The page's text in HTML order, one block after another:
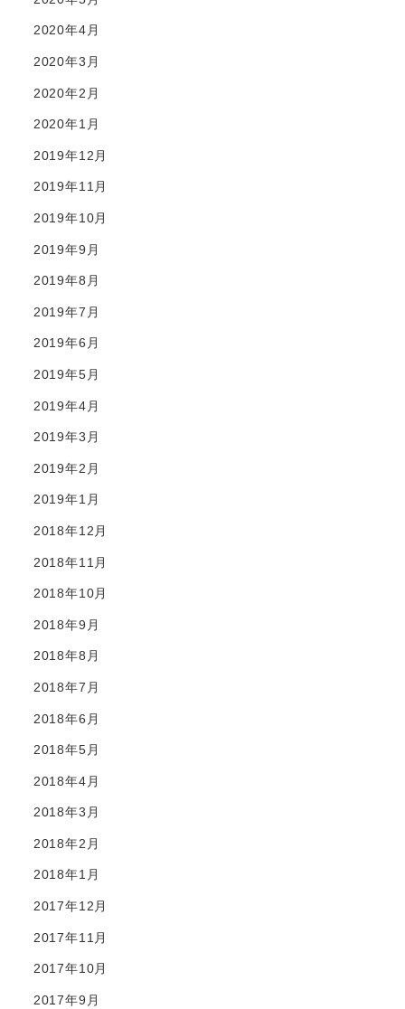
2020年4月
2020年3月
2020年2月
2020年1月
2019年12月
2019年11月
2019年10月
2019年9月
2019年8月
2019年7月
2019年6月
2019年5月
2019年4月
2019年3月
2019年2月
2019年1月
2018年12月
2018年11月
2018年10月
2018年9月
2018年8月
2018年7月
2018年6月
2018年5月
2018年4月
2018年3月
2018年2月
2018年1月
2017年12月
2017年11月
2017年10月
2017年9月